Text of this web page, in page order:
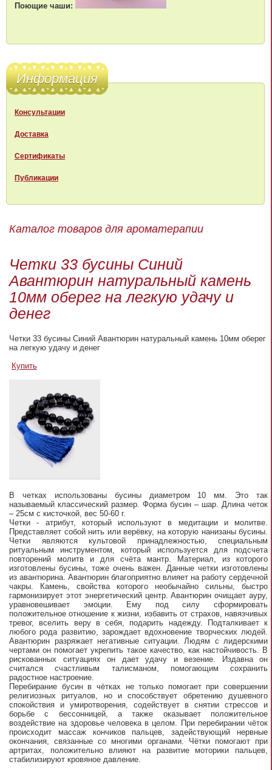
Поющие чаши:
Информация
Консультации
Доставка
Сертификаты
Публикации
Каталог товаров для ароматерапии
Четки 33 бусины Синий
Авантюрин натуральный камень
10мм оберег на легкую удачу и
денег
Четки 33 бусины Синий Авантюрин натуральный камень 10мм оберег
на легкую удачу и денег
Купить
В четках использованы бусины диаметром 10 мм. Это так
называемый классический размер. Форма бусин – шар. Длина четок
– 25см с кисточкой, вес 50-60 г.
Четки - атрибут, который используют в медитации и молитве.
Представляет собой нить или верёвку, на которую нанизаны бусины.
Четки являются культовой принадлежностью, специальным
ритуальным инструментом, который используется для подсчета
повторений молитв и для счёта мантр. Материал, из которого
изготовлены бусины, тоже очень важен. Данные четки изготовлены
из авантюрина. Авантюрин благоприятно влияет на работу сердечной
чакры. Камень, свойства которого необычайно сильны, быстро
гармонизирует этот энергетический центр. Авантюрин очищает ауру,
уравновешивает эмоции. Ему под силу сформировать
положительное отношение к жизни, избавить от страхов, навязчивых
тревог, вселить веру в себя, подарить надежду. Подталкивает к
любого рода развитию, зарождает вдохновение творческих людей.
Авантюрин разряжает негативные ситуации. Людям с лидерскими
чертами он помогает укрепить такое качество, как настойчивость. В
рискованных ситуациях он дает удачу и везение. Издавна он
считался счастливым талисманом, помогающим сохранить
радостное настроение.
Перебирание бусин в чётках не только помогает при совершении
религиозных ритуалов, но и способствует обретению душевного
спокойствия и умиротворения, содействует в снятии стрессов и
борьбе с бессонницей, а также оказывает положительное
воздействие на здоровье человека в целом. При перебирании чёток
происходит массаж кончиков пальцев, задействующий нервные
окончания, связанные со многими органами. Чётки помогают при
артритах, положительно влияют на развитие моторики пальцев,
стабилизируют кровяное давление.